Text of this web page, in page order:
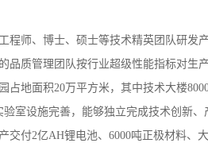
程师、博士、硕士等技术精英团队研发
品质管理团队按行业超级性能指标对生
地面积20万平方米，其中技术大楼
室设施完善，能够独立完成技术创新、
付2亿AH锂电池、6000吨正极材料、